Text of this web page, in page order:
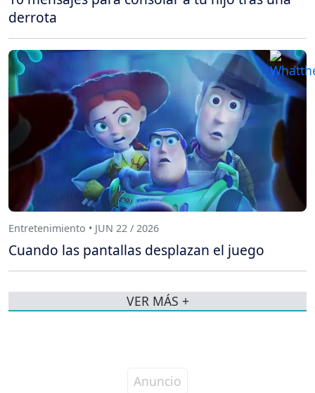
derrota
Entretenimiento • JUN 22 / 2026
Cuando las pantallas desplazan el juego
VER MÁS +